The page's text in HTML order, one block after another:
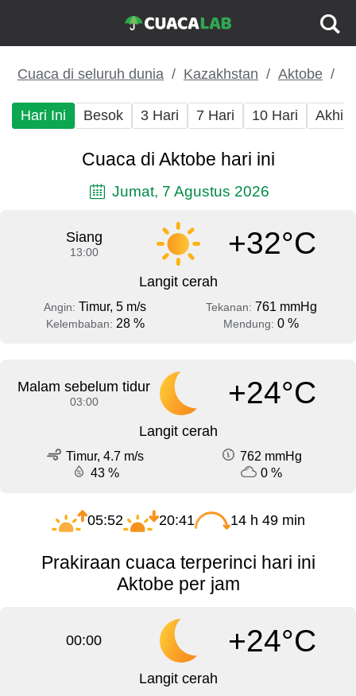
Cuaca di seluruh dunia Kazakhstan Aktobe
Hari Ini Besok 3 Hari 7 Hari 10 Hari Akhir
Cuaca di Aktobe hari ini
Jumat, 7 Agustus 2026
Siang
13:00 +32°C
Langit cerah
Angin: Timur, 5 m/s Tekanan: 761 mmHg
Kelembaban: 28 % Mendung: 0 %
Malam sebelum tidur
03:00 +24°C
Langit cerah
Timur, 4.7 m/s
762 mmHg
43 %
0 %
05:52 20:41 14 h 49 min
Prakiraan cuaca terperinci hari ini
Aktobe per jam
00:00 +24°C
Langit cerah